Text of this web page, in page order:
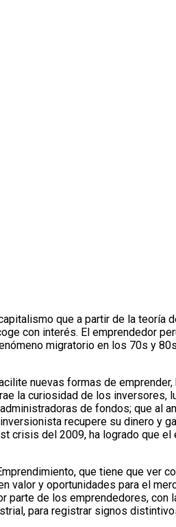
que a partir de la teoría
con interés. El emprendedor
migratorio en los 70s y
nuevas formas de
la curiosidad de los inversores,
de fondos; que al
recupere su dinero y
crisis del 2009, ha logrado que
que tiene que ver
valor y oportunidades para el
de los emprendedores, con
para registrar signos